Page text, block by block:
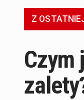
Z
Czym